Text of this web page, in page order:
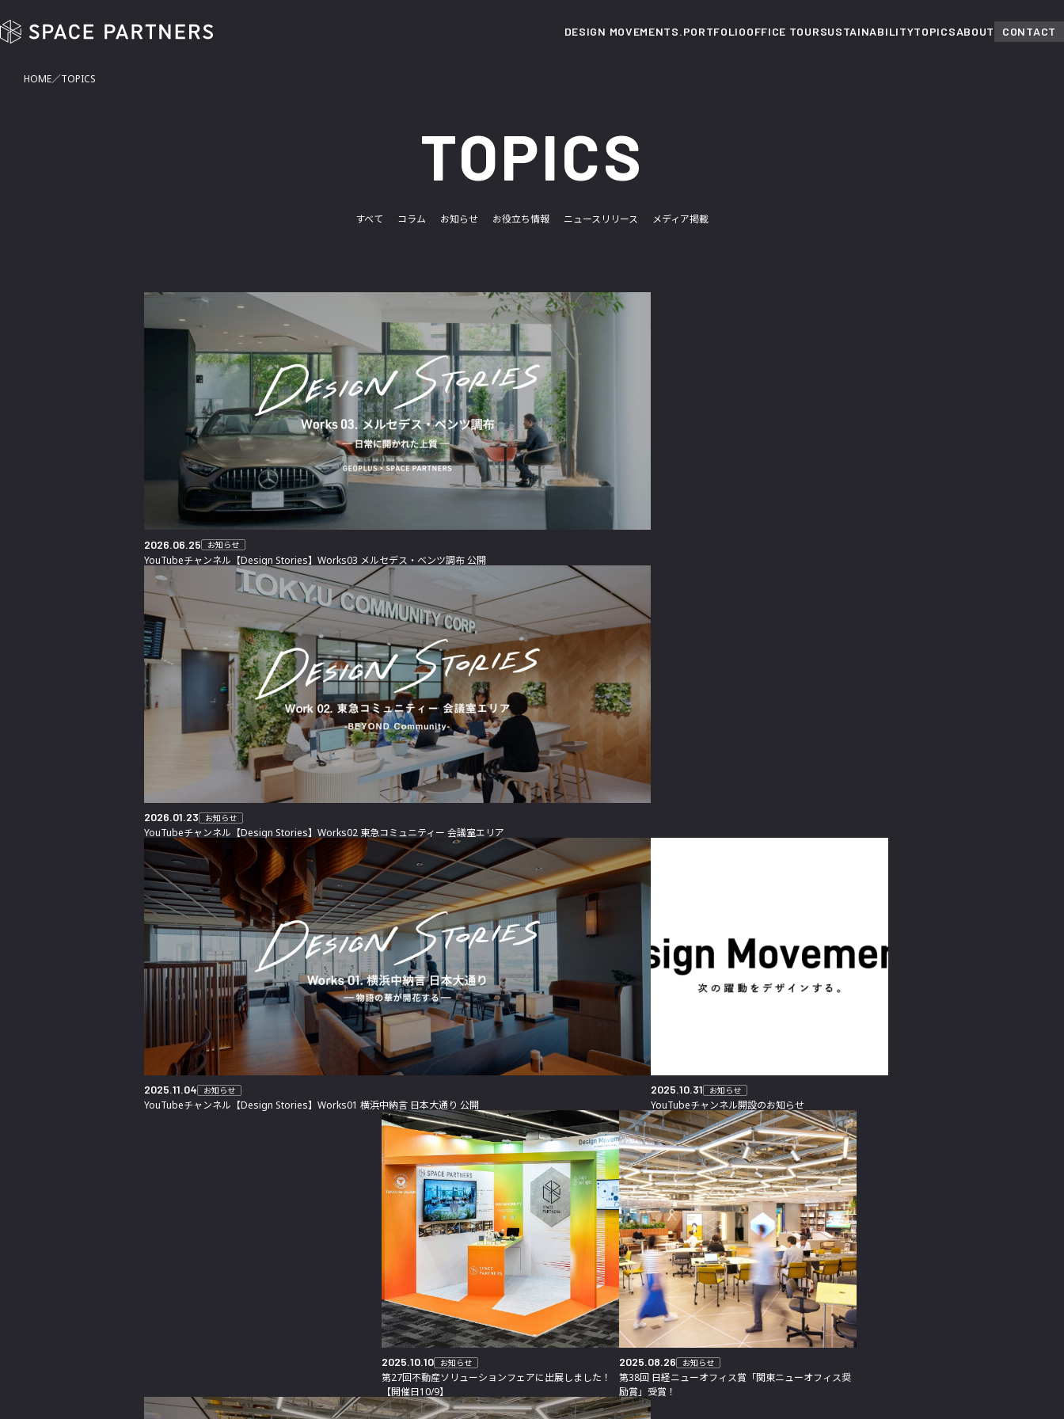
DESIGN MOVEMENTS. PORTFOLIOOFFICE TOURSUSTAINABILITYTOPICSABOUT CONTACT
HOME TOPICS
TOPICS
すべて コラム お知らせ お役立ち情報 ニュースリリース メディア掲載
2026.06.25 お知らせ
YouTubeチャンネル【Design Stories】Works03 メルセデス・ベンツ調布 公開
2026.01.23 お知らせ
YouTubeチャンネル【Design Stories】Works02 東急コミュニティー 会議室エリア
2025.11.04 お知らせ
YouTubeチャンネル【Design Stories】Works01 横浜中納言 日本大通り 公開
2025.10.31 お知らせ
YouTubeチャンネル開設のお知らせ
2025.10.10 お知らせ
第27回不動産ソリューションフェアに出展しました！
【開催日10/9】
2025.08.26 お知らせ
第38回 日経ニューオフィス賞「関東ニューオフィス奨
励賞」受賞！